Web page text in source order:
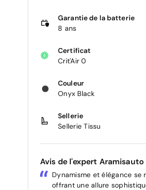
Garantie de la batterie
8 ans
Certificat
Crit'Air 0
Couleur
Onyx Black
Sellerie
Sellerie Tissu
Avis de l'expert Aramisauto
Dynamisme et élégance se
offrant une allure